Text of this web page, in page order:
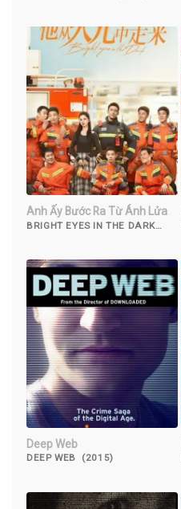
Anh Ấy Bước Ra Từ Ánh Lửa
BRIGHT EYES IN THE DARK
Deep Web
DEEP WEB (2015)